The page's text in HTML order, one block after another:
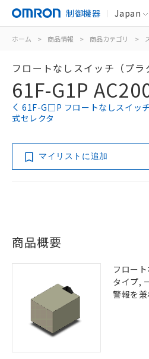
制御機器 Japan
ホーム > 商品情報 > 商品カテゴリ >
フロートなしスイッチ（プラ
61F-G1P
61F-G□P フロートなしスイッ
式セレクタ
マイリストに追加
商品概要
フロー
タイプ,
警報を